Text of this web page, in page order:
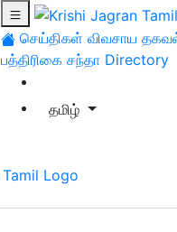
செய்திகள் விவசாய
பத்திரிகை சந்தா Directory
தமிழ்